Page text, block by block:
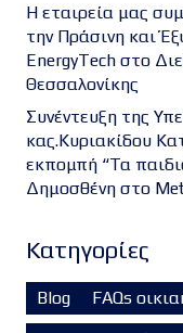
Η εταιρεία μας
την Πράσινη και
EnergyTech στο
Θεσσαλονίκης
Συνέντευξη της
κας.Κυριακίδου
εκπομπή “Τα
Δημοσθένη στο
Kατηγορίες
Blog FAQs